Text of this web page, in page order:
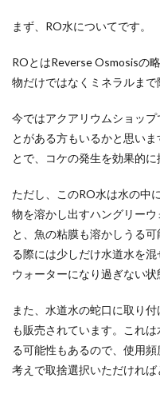
まず、RO水についてです。
ROとはReverse Osmosisの
物だけではなくミネラルまで
今ではアクアリウムショッ
とがある方もいるかと思い
とで、コケの発生を効果的に
ただし、このRO水は水の中
物を溶かし出すハングリー
と、魚の粘膜も溶かしうる
る際には少しだけ水道水を
ウォーターになり過ぎない状
また、水道水の蛇口に取り
も販売されています。これ
る可能性もあるので、使用
考えで取捨選択いただければ